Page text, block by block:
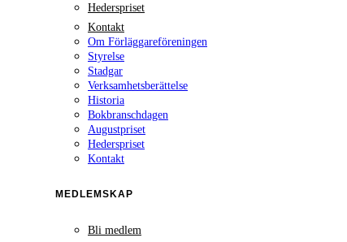
Hederspriset
Kontakt
Om Förläggareföreningen
Styrelse
Stadgar
Verksamhetsberättelse
Historia
Bokbranschdagen
Augustpriset
Hederspriset
Kontakt
MEDLEMSKAP
Bli medlem